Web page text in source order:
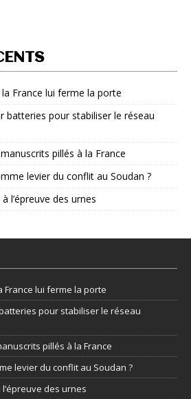
France lui ferme la porte
batteries pour stabiliser le réseau
pillés à la France
levier du conflit au Soudan ?
l’épreuve des urnes
France lui ferme la porte
pour stabiliser le réseau
pillés à la France
levier du conflit au Soudan ?
des urnes